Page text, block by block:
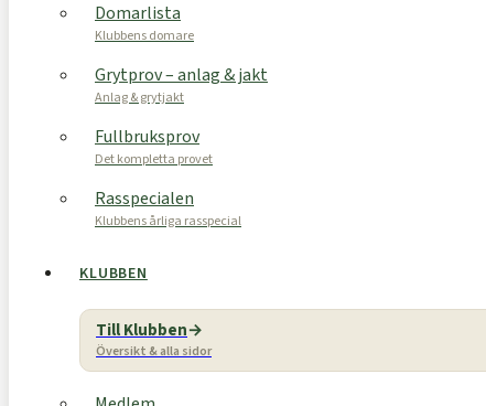
Domarlista
Klubbens domare
Grytprov – anlag & jakt
Anlag & grytjakt
Fullbruksprov
Det kompletta provet
Rasspecialen
Klubbens årliga rasspecial
KLUBBEN
Till Klubben
Översikt & alla sidor